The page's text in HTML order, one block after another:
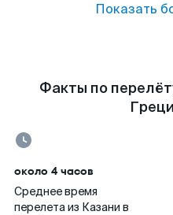
Показать
Факты по
около 4 часов
Среднее время
перелета из Казани в